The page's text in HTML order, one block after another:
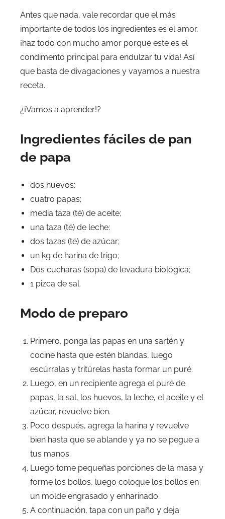
Antes que nada, vale recordar que el más
importante de todos los ingredientes es el amor,
¡haz todo con mucho amor porque este es el
condimento principal para endulzar tu vida! Así
que basta de divagaciones y vayamos a nuestra
receta.
¿¡Vamos a aprender!?
Ingredientes fáciles de pan
de papa
dos huevos;
cuatro papas;
media taza (té) de aceite;
una taza (té) de leche:
dos tazas (té) de azúcar;
un kg de harina de trigo;
Dos cucharas (sopa) de levadura biológica;
1 pizca de sal.
Modo de preparo
Primero, ponga las papas en una sartén y
cocine hasta que estén blandas, luego
escúrralas y tritúrelas hasta formar un puré.
Luego, en un recipiente agrega el puré de
papas, la sal, los huevos, la leche, el aceite y el
azúcar, revuelve bien.
Poco después, agrega la harina y revuelve
bien hasta que se ablande y ya no se pegue a
tus manos.
Luego tome pequeñas porciones de la masa y
forme los bollos, luego coloque los bollos en
un molde engrasado y enharinado.
A continuación, tapa con un paño y deja